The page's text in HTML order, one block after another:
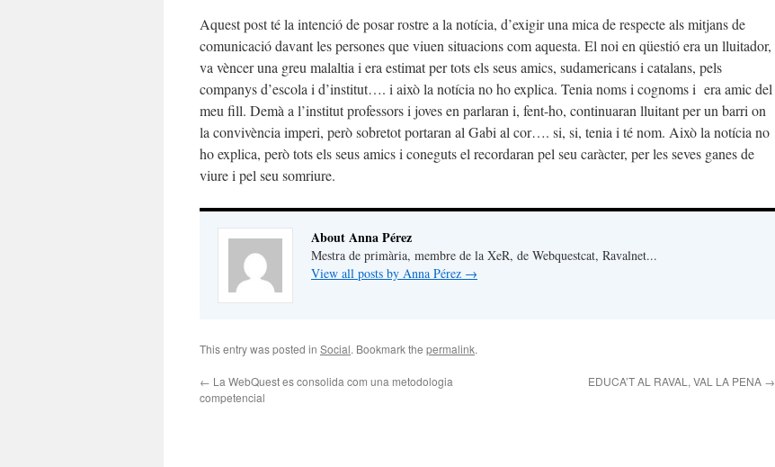
Aquest post té la intenció de posar rostre a la notícia, d’exigir una mica de respecte als mitjans de
comunicació davant les persones que viuen situacions com aquesta. El noi en qüestió era un lluitador,
va vèncer una greu malaltia i era estimat per tots els seus amics, sudamericans i catalans, pels
companys d’escola i d’institut…. i això la notícia no ho explica. Tenia noms i cognoms i era amic del
meu fill. Demà a l’institut professors i joves en parlaran i, fent-ho, continuaran lluitant per un barri on
la convivència imperi, però sobretot portaran al Gabi al cor…. si, si, tenia i té nom. Això la notícia no
ho explica, però tots els seus amics i coneguts el recordaran pel seu caràcter, per les seves ganes de
viure i pel seu somriure.
About Anna Pérez
Mestra de primària, membre de la XeR, de Webquestcat, Ravalnet...
View all posts by Anna Pérez →
This entry was posted in Social. Bookmark the permalink.
← La WebQuest es consolida com una metodologia
competencial
EDUCA’T AL RAVAL, VAL LA PENA →